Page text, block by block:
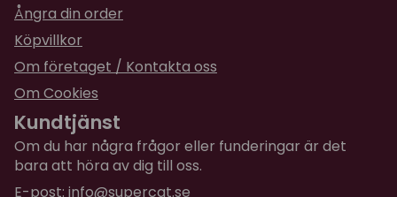
Ångra din order
Köpvillkor
Om företaget / Kontakta oss
Om Cookies
Kundtjänst
Om du har några frågor eller funderingar är det
bara att höra av dig till oss.
E-post: info@supercat.se